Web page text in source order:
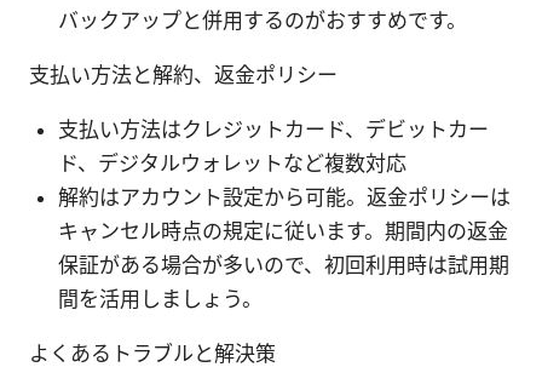
バックアップと併用するのがおすすめです。
支払い方法と解約、返金ポリシー
支払い方法はクレジットカード、デビットカー
ド、デジタルウォレットなど複数対応
解約はアカウント設定から可能。返金ポリシーは
キャンセル時点の規定に従います。期間内の返金
保証がある場合が多いので、初回利用時は試用期
間を活用しましょう。
よくあるトラブルと解決策